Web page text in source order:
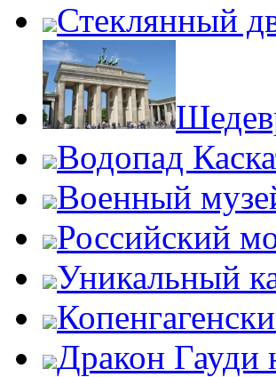
Стеклянный
Водопад
Военный
Российский
Уникальный
Дракон Гауди